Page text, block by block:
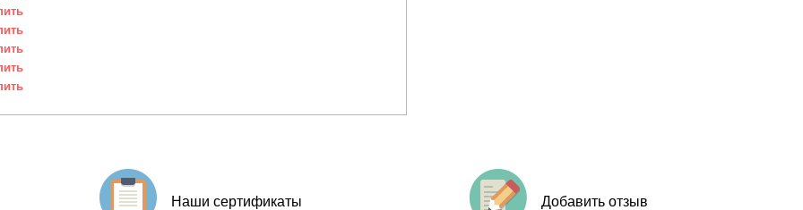
Наши сертификаты Добавить отзыв